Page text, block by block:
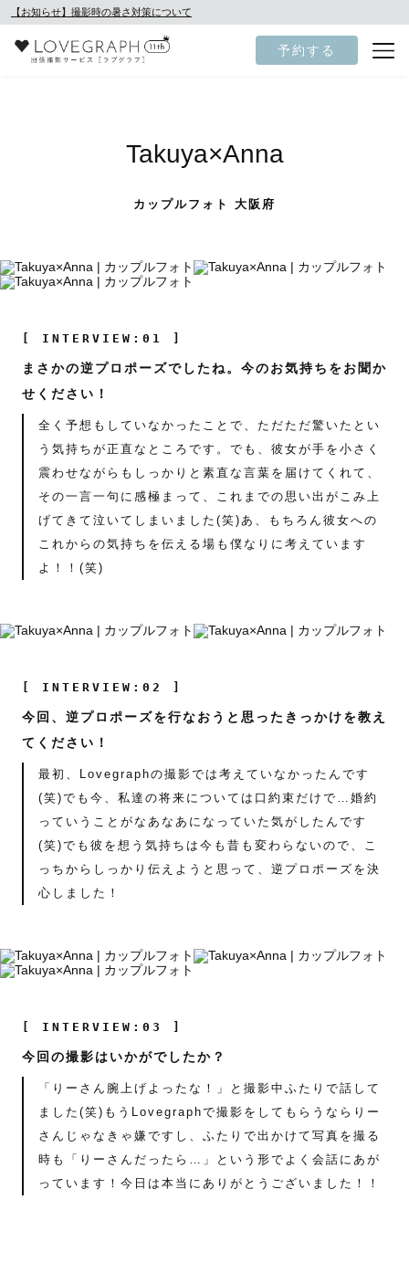
【お知らせ】撮影時の暑さ対策について
予約する
Takuya×Anna
カップルフォト 大阪府
[ INTERVIEW:01 ]
まさかの逆プロポーズでしたね。今のお気持ちをお聞か
せください！
全く予想もしていなかったことで、ただただ驚いたとい
う気持ちが正直なところです。でも、彼女が手を小さく
震わせながらもしっかりと素直な言葉を届けてくれて、
その一言一句に感極まって、これまでの思い出がこみ上
げてきて泣いてしまいました(笑)あ、もちろん彼女への
これからの気持ちを伝える場も僕なりに考えています
よ！！(笑)
[ INTERVIEW:02 ]
今回、逆プロポーズを行なおうと思ったきっかけを教え
てください！
最初、Lovegraphの撮影では考えていなかったんです
(笑)でも今、私達の将来については口約束だけで…婚約
っていうことがなあなあになっていた気がしたんです
(笑)でも彼を想う気持ちは今も昔も変わらないので、こ
っちからしっかり伝えようと思って、逆プロポーズを決
心しました！
[ INTERVIEW:03 ]
今回の撮影はいかがでしたか？
「りーさん腕上げよったな！」と撮影中ふたりで話して
ました(笑)もうLovegraphで撮影をしてもらうならりー
さんじゃなきゃ嫌ですし、ふたりで出かけて写真を撮る
時も「りーさんだったら…」という形でよく会話にあが
っています！今日は本当にありがとうございました！！